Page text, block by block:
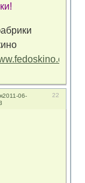
22
2011-06-